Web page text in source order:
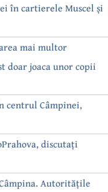
în cartierele Muscel și
mai multor
doar joaca unor copii
centrul Câmpinei,
discutați
Autoritățile